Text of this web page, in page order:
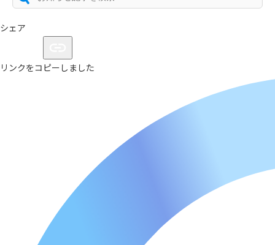
シェア
リンクをコピーしました